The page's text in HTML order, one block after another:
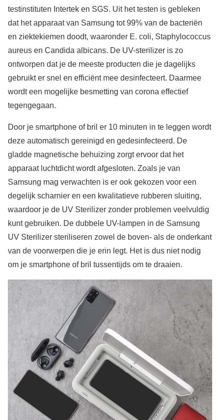
testinstituten Intertek en SGS. Uit het testen is gebleken
dat het apparaat van Samsung tot 99% van de bacteriën
en ziektekiemen doodt, waaronder E. coli, Staphylococcus
aureus en Candida albicans. De UV-sterilizer is zo
ontworpen dat je de meeste producten die je dagelijks
gebruikt er snel en efficiënt mee desinfecteert. Daarmee
wordt een mogelijke besmetting van corona effectief
tegengegaan.
Door je smartphone of bril er 10 minuten in te leggen wordt
deze automatisch gereinigd en gedesinfecteerd. De
gladde magnetische behuizing zorgt ervoor dat het
apparaat luchtdicht wordt afgesloten. Zoals je van
Samsung mag verwachten is er ook gekozen voor een
degelijk scharnier en een kwalitatieve rubberen sluiting,
waardoor je de UV Sterilizer zonder problemen veelvuldig
kunt gebruiken. De dubbele UV-lampen in de Samsung
UV Sterilizer steriliseren zowel de boven- als de onderkant
van de voorwerpen die je erin legt. Het is dus niet nodig
om je smartphone of bril tussentijds om te draaien.